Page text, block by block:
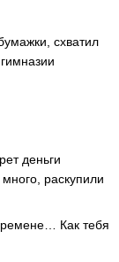
схватил
деньги
раскупили
Как тебя